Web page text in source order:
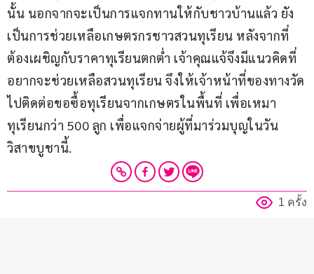
นั้น นอกจากจะเป็นการแจกทานให้กับชาวบ้านแล้ว ยัง
เป็นการช่วยเหลือเกษตรกรชาวสวนทุเรียน หลังจากที่
ต้องเผชิญกับราคาทุเรียนตกต่ำ เจ้าคุณแจ้จึงมีแนวคิดที่
อยากจะช่วยเหลือสวนทุเรียน จึงให้เจ้าหน้าที่ของทางวัด
ไปติดต่อขอซื้อทุเรียนจากเกษตรในพื้นที่ เพื่อเหมา
ทุเรียนกว่า 500 ลูก เพื่อแจกจ่ายผู้ที่มาร่วมบุญในวัน
วิสาขบูชานี้.
1 ครั้ง